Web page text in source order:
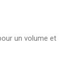
un volume et